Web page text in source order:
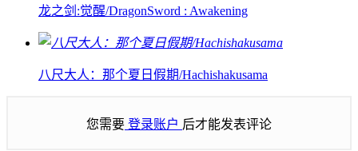
龙之剑:觉醒/DragonSword : Awakening
八尺大人：那个夏日假期/Hachishakusama
您需要 登录账户 后才能发表评论